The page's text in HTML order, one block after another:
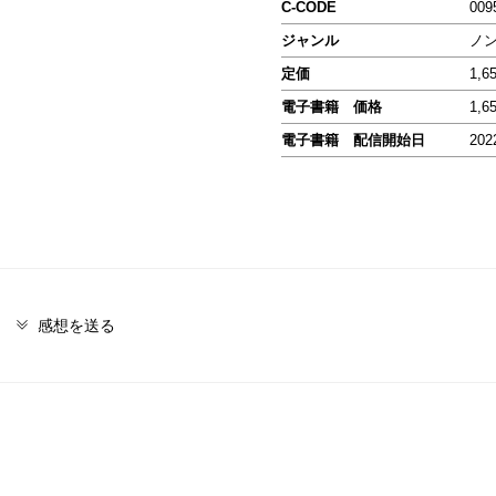
C-CODE
ジャンル
ノ
定価
電子書籍 価格
電子書籍 配信開始日
感想を送る